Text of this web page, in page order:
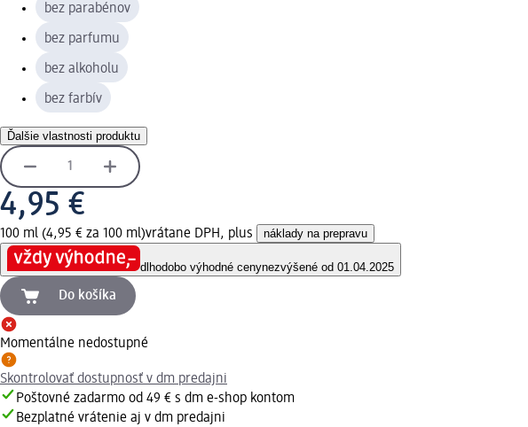
bez parabénov
bez parfumu
bez alkoholu
bez farbív
Ďalšie vlastnosti produktu
4,95 €
100 ml (4,95 € za 100 ml)vrátane DPH, plus náklady na prepravu
dlhodobo výhodné cenynezvýšené od 01.04.2025
Do košíka
Momentálne nedostupné
Skontrolovať dostupnosť v dm predajni
Poštovné zadarmo od 49 € s dm e-shop kontom
Bezplatné vrátenie aj v dm predajni